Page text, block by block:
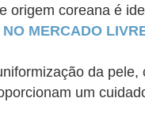
origem coreana é
MERCADO
da pele,
um